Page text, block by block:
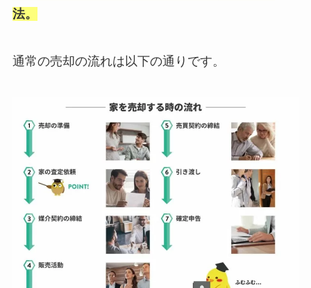
法。
通常の売却の流れは以下の通りです。